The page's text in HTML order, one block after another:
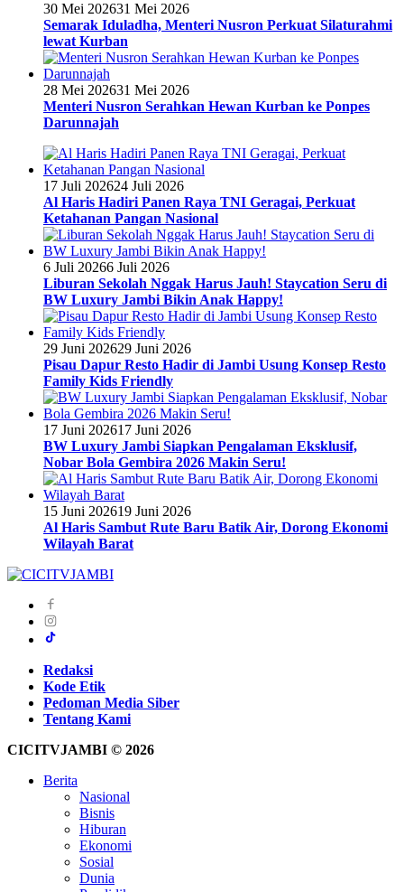
30 Mei 202631 Mei 2026
Semarak Iduladha, Menteri Nusron Perkuat Silaturahmi
lewat Kurban
28 Mei 202631 Mei 2026
Menteri Nusron Serahkan Hewan Kurban ke Ponpes
Darunnajah
17 Juli 202624 Juli 2026
Al Haris Hadiri Panen Raya TNI Geragai, Perkuat
Ketahanan Pangan Nasional
6 Juli 20266 Juli 2026
Liburan Sekolah Nggak Harus Jauh! Staycation Seru di
BW Luxury Jambi Bikin Anak Happy!
29 Juni 202629 Juni 2026
Pisau Dapur Resto Hadir di Jambi Usung Konsep Resto
Family Kids Friendly
17 Juni 202617 Juni 2026
BW Luxury Jambi Siapkan Pengalaman Eksklusif,
Nobar Bola Gembira 2026 Makin Seru!
15 Juni 202619 Juni 2026
Al Haris Sambut Rute Baru Batik Air, Dorong Ekonomi
Wilayah Barat
Redaksi
Kode Etik
Pedoman Media Siber
Tentang Kami
CICITVJAMBI © 2026
Berita
Nasional
Bisnis
Hiburan
Ekonomi
Sosial
Dunia